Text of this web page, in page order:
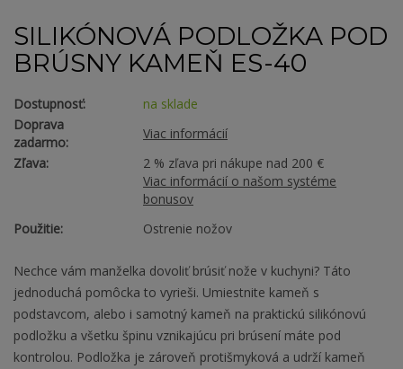
SILIKÓNOVÁ PODLOŽKA POD
BRÚSNY KAMEŇ ES-40
Dostupnosť:
na sklade
Doprava
zadarmo:
Viac informácií
Zľava:
2 % zľava pri nákupe nad 200 €
Viac informácií o našom systéme
bonusov
Použitie:
Ostrenie nožov
Nechce vám manželka dovoliť brúsiť nože v kuchyni? Táto
jednoduchá pomôcka to vyrieši. Umiestnite kameň s
podstavcom, alebo i samotný kameň na praktickú silikónovú
podložku a všetku špinu vznikajúcu pri brúsení máte pod
kontrolou. Podložka je zároveň protišmyková a udrží kameň